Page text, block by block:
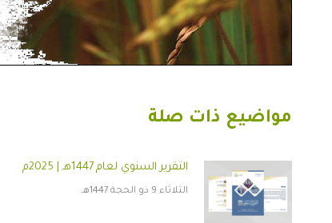
مواضيع ذات صلة
التقرير السنوي لعام 1447هـ | 2025م
الثلاثاء 9 ذو الحجة 1447هـ